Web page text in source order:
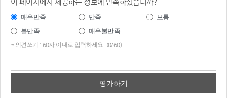
매우만족 만족
보통
불만족
매우불만족
* 의견쓰기 : 60자 이내로 입력하세요. (0/60)